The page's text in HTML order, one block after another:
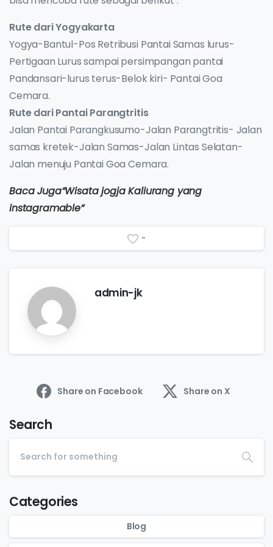
Rute dari Yogyakarta
Yogya-Bantul-Pos Retribusi Pantai Samas lurus-
Pertigaan Lurus sampai persimpangan pantai
Pandansari-lurus terus-Belok kiri- Pantai Goa
Cemara.
Rute dari Pantai Parangtritis
Jalan Pantai Parangkusumo-Jalan Parangtritis- Jalan
samas kretek-Jalan Samas-Jalan Lintas Selatan-
Jalan menuju Pantai Goa Cemara.
Baca Juga”Wisata jogja Kaliurang yang
instagramable”
-
admin-jk
Share on Facebook Share on X
Search
Categories
Blog